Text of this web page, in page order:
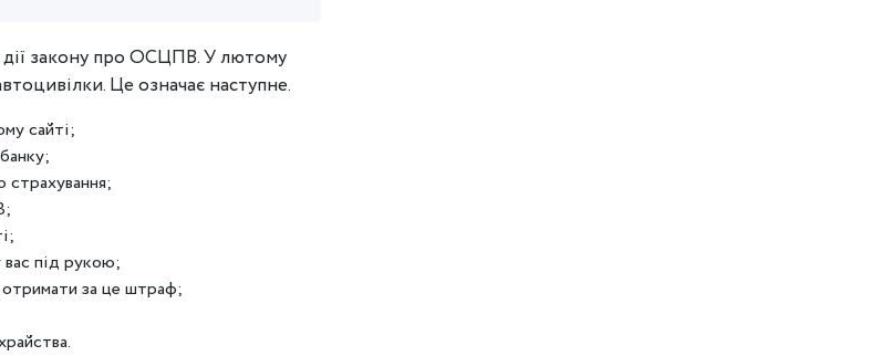
дії закону про ОСЦПВ. У лютому
Це означає наступне.
сайті;
під рукою;
за це штраф;